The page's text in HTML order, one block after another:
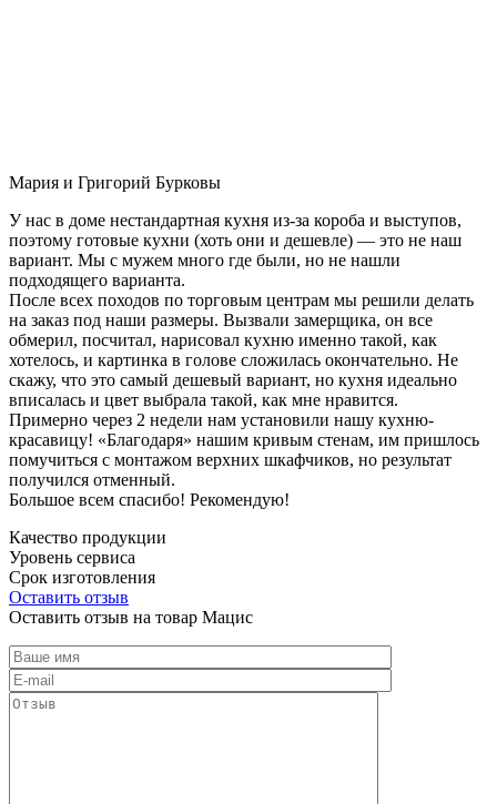
Мария и Григорий Бурковы
У нас в доме нестандартная кухня из-за короба и выступов,
поэтому готовые кухни (хоть они и дешевле) — это не наш
вариант. Мы с мужем много где были, но не нашли
подходящего варианта.
После всех походов по торговым центрам мы решили делать
на заказ под наши размеры. Вызвали замерщика, он все
обмерил, посчитал, нарисовал кухню именно такой, как
хотелось, и картинка в голове сложилась окончательно. Не
скажу, что это самый дешевый вариант, но кухня идеально
вписалась и цвет выбрала такой, как мне нравится.
Примерно через 2 недели нам установили нашу кухню-
красавицу! «Благодаря» нашим кривым стенам, им пришлось
помучиться с монтажом верхних шкафчиков, но результат
получился отменный.
Большое всем спасибо! Рекомендую!
Качество продукции
Уровень сервиса
Срок изготовления
Оставить отзыв
Оставить отзыв на товар Мацис